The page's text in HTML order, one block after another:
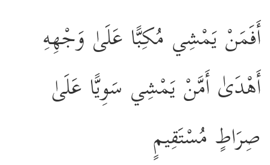
أَفَمَنْ يَمْشِي مُكِبًّا عَلَىٰ وَجْهِهِ
أَهْدَىٰ أَمَّنْ يَمْشِي سَوِيًّا عَلَىٰ
صِرَاطٍ مُسْتَقِيمٍ